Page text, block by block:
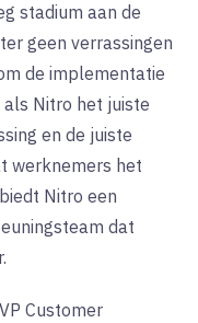
stadium aan de
geen verrassingen
de implementatie
Nitro het juiste
en de juiste
werknemers het
Nitro een
dat
Customer